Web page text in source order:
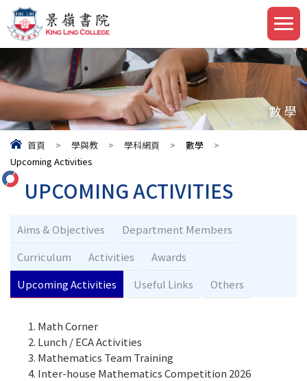
數學
首頁 > 學與教 > 學科網頁 > 數學
>
Upcoming Activities
UPCOMING ACTIVITIES
Aims & Objectives
Department Members
Curriculum
Activities
Awards
Upcoming Activities
Useful Links Others
Math Corner
Lunch / ECA Activities
Mathematics Team Training
Inter-house Mathematics Competition 2026